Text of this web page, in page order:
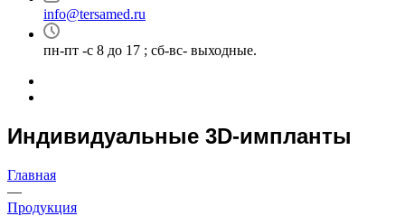
info@tersamed.ru
пн-пт -с 8 до 17 ; сб-вс- выходные.
Индивидуальные 3D-импланты
Главная
—
Продукция